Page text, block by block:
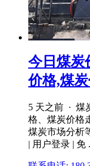
今日煤炭
价格,煤
5 天之前 · 煤
格、煤炭价格
煤炭市场分析
| 用户登录 | 免 .